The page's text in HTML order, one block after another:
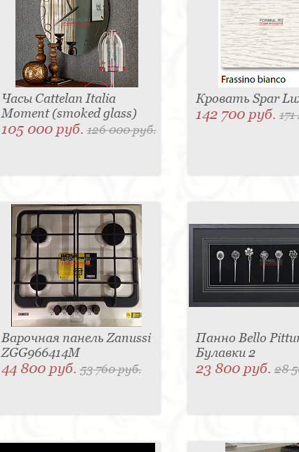
Часы Cattelan Italia
Moment (smoked glass)
105 000 руб.126 000 руб.
Кровать Spar
142 700 руб.
Варочная панель Zanussi
ZGG966414M
44 800 руб.53 760 руб.
Панно Bello
Булавки 2
23 800 руб. 28